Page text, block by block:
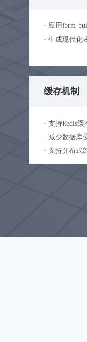
· 应用form-
· 生成现代化
缓存机制
· 支持Redis缓
· 减少数据库
· 支持分布式